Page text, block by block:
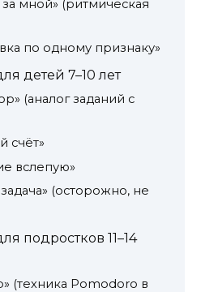
мной» (ритмическая
по одному признаку»
детей 7–10 лет
(аналог заданий с
счёт»
вслепую»
(осторожно, не
подростков 11–14
(техника Pomodoro в